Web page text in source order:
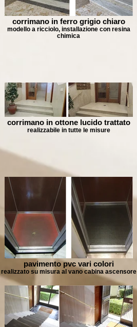
corrimano in ferro grigio chiaro
modello a ricciolo, installazione con resina
chimica
corrimano in ottone lucido trattato
realizzabile in tutte le misure
pavimento pvc vari colori
realizzato su misura al vano cabina ascensore